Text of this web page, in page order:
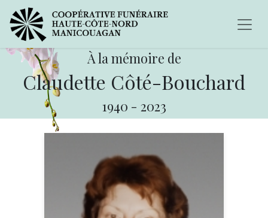
À la mémoire de
Claudette Côté-Bouchard
1940 - 2023